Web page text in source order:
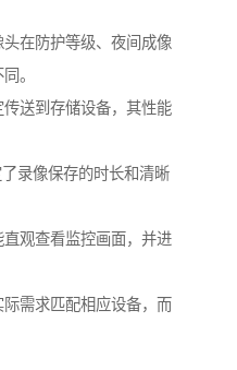
在防护等级、夜间成像
。
送到存储设备，其性能
录像保存的时长和清晰
观查看监控画面，并进
需求匹配相应设备，而